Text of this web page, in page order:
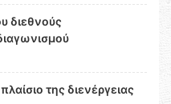
διεθνούς
της διενέργειας